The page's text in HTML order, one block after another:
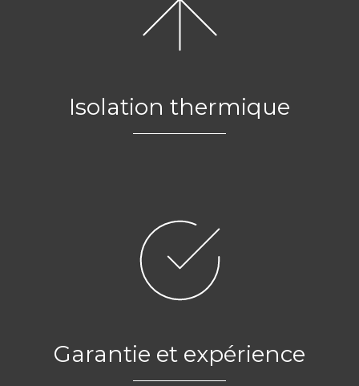
Isolation thermique
Garantie et expérience